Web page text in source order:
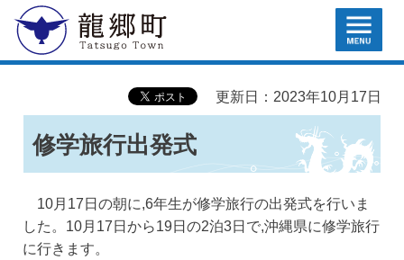
龍郷町 MENU
更新日：2023年10月17日
修学旅行出発式
10月17日の朝に,6年生が修学旅行の出発式を行いま
した。10月17日から19日の2泊3日で,沖縄県に修学旅行
に行きます。